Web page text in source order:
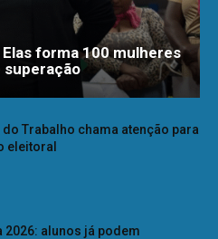
Elas forma 100 mulheres
superação
Trabalho chama atenção para
eleitoral
2026: alunos já podem